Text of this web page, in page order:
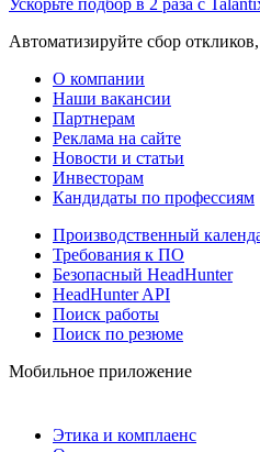
Автоматизируйте сбор
О компании
Наши вакансии
Партнерам
Реклама на сайте
Новости и статьи
Инвесторам
Кандидаты по профессиям
Производственный
Требования к ПО
Безопасный HeadHunter
HeadHunter API
Поиск работы
Поиск по резюме
Мобильное приложение
Этика и комплаенс